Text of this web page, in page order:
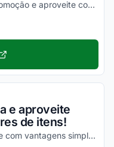
Confira todos os detalhes dessa promoção e aproveite com as melhores vantagens!
e aproveite
de itens!
Não fique de fora dessa e aproveite com vantagens simplesmente incríveis!